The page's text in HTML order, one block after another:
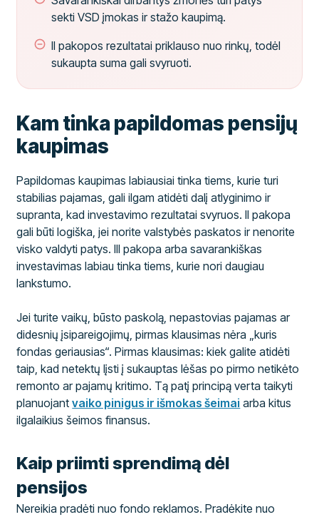
sekti VSD įmokas ir stažo kaupimą.
II pakopos rezultatai priklauso nuo rinkų, todėl
sukaupta suma gali svyruoti.
Kam tinka papildomas pensijų
kaupimas
Papildomas kaupimas labiausiai tinka tiems, kurie turi
stabilias pajamas, gali ilgam atidėti dalį atlyginimo ir
supranta, kad investavimo rezultatai svyruos. II pakopa
gali būti logiška, jei norite valstybės paskatos ir nenorite
visko valdyti patys. III pakopa arba savarankiškas
investavimas labiau tinka tiems, kurie nori daugiau
lankstumo.
Jei turite vaikų, būsto paskolą, nepastovias pajamas ar
didesnių įsipareigojimų, pirmas klausimas nėra „kuris
fondas geriausias“. Pirmas klausimas: kiek galite atidėti
taip, kad netektų lįsti į sukauptas lėšas po pirmo netikėto
remonto ar pajamų kritimo. Tą patį principą verta taikyti
planuojantvaiko pinigus ir išmokas šeimai arba kitus
ilgalaikius šeimos finansus.
Kaip priimti sprendimą dėl
pensijos
Nereikia pradėti nuo fondo reklamos. Pradėkite nuo